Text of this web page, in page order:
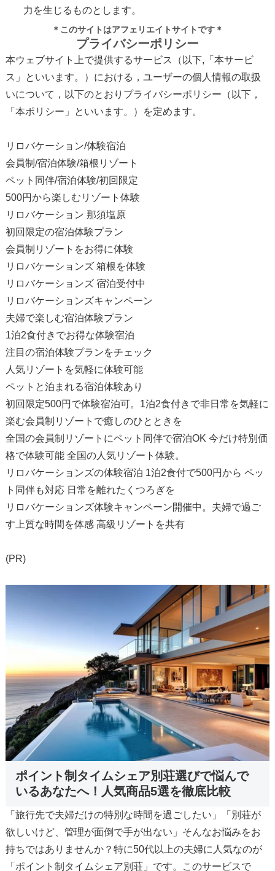
力を生じるものとします。
＊このサイトはアフェリエイトサイトです＊
プライバシーポリシー
本ウェブサイト上で提供するサービス（以下,「本サービ
ス」といいます。）における，ユーザーの個人情報の取扱
いについて，以下のとおりプライバシーポリシー（以下，
「本ポリシー」といいます。）を定めます。
リロバケーション/体験宿泊
会員制/宿泊体験/箱根リゾート
ペット同伴/宿泊体験/初回限定
500円から楽しむリゾート体験
リロバケーション 那須塩原
初回限定の宿泊体験プラン
会員制リゾートをお得に体験
リロバケーションズ 箱根を体験
リロバケーションズ 宿泊受付中
リロバケーションズキャンペーン
夫婦で楽しむ宿泊体験プラン
1泊2食付きでお得な体験宿泊
注目の宿泊体験プランをチェック
人気リゾートを気軽に体験可能
ペットと泊まれる宿泊体験あり
初回限定500円で体験宿泊可。1泊2食付きで非日常を気軽に
楽む会員制リゾートで癒しのひとときを
全国の会員制リゾートにペット同伴で宿泊OK 今だけ特別価
格で体験可能 全国の人気リゾート体験。
リロバケーションズの体験宿泊 1泊2食付で500円から ペッ
ト同伴も対応 日常を離れたくつろぎを
リロバケーションズ体験キャンペーン開催中。夫婦で過ご
す上質な時間を体感 高級リゾートを共有
(PR)
ポイント制タイムシェア別荘選びで悩んで
いるあなたへ！人気商品5選を徹底比較
「旅行先で夫婦だけの特別な時間を過ごしたい」「別荘が
欲しいけど、管理が面倒で手が出ない」そんなお悩みをお
持ちではありませんか？特に50代以上の夫婦に人気なのが
「ポイント制タイムシェア別荘」です。このサービスで